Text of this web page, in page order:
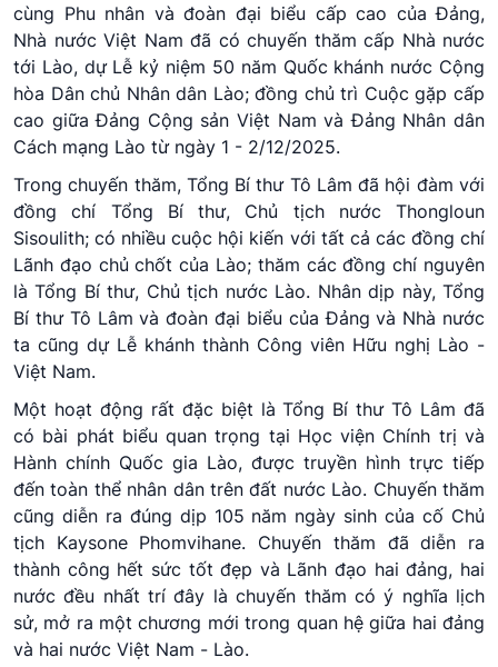
cùng Phu nhân và đoàn đại biểu cấp cao của Đảng,
Nhà nước Việt Nam đã có chuyến thăm cấp Nhà nước
tới Lào, dự Lễ kỷ niệm 50 năm Quốc khánh nước Cộng
hòa Dân chủ Nhân dân Lào; đồng chủ trì Cuộc gặp cấp
cao giữa Đảng Cộng sản Việt Nam và Đảng Nhân dân
Cách mạng Lào từ ngày 1 - 2/12/2025.
Trong chuyến thăm, Tổng Bí thư Tô Lâm đã hội đàm với
đồng chí Tổng Bí thư, Chủ tịch nước Thongloun
Sisoulith; có nhiều cuộc hội kiến với tất cả các đồng chí
Lãnh đạo chủ chốt của Lào; thăm các đồng chí nguyên
là Tổng Bí thư, Chủ tịch nước Lào. Nhân dịp này, Tổng
Bí thư Tô Lâm và đoàn đại biểu của Đảng và Nhà nước
ta cũng dự Lễ khánh thành Công viên Hữu nghị Lào -
Việt Nam.
Một hoạt động rất đặc biệt là Tổng Bí thư Tô Lâm đã
có bài phát biểu quan trọng tại Học viện Chính trị và
Hành chính Quốc gia Lào, được truyền hình trực tiếp
đến toàn thể nhân dân trên đất nước Lào. Chuyến thăm
cũng diễn ra đúng dịp 105 năm ngày sinh của cố Chủ
tịch Kaysone Phomvihane. Chuyến thăm đã diễn ra
thành công hết sức tốt đẹp và Lãnh đạo hai đảng, hai
nước đều nhất trí đây là chuyến thăm có ý nghĩa lịch
sử, mở ra một chương mới trong quan hệ giữa hai đảng
và hai nước Việt Nam - Lào.